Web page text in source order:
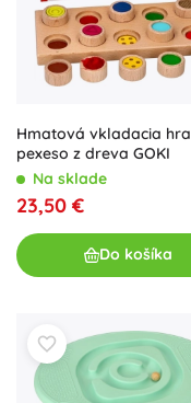
Hmatová vkladacia hra
pexeso z dreva GOKI
Na sklade
23,50 €
Do košíka